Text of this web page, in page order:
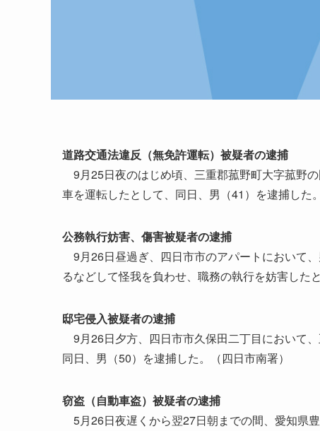
道路交通法違反（無免許運転）被疑者の逮捕
9月25日夜のはじめ頃、三重郡菰野町大字菰野
車を運転したとして、同日、男（41）を逮捕した
公務執行妨害、傷害被疑者の逮捕
9月26日昼過ぎ、四日市市のアパートにおいて
るなどして怪我を負わせ、職務の執行を妨害した
邸宅侵入被疑者の逮捕
9月26日夕方、四日市市久保田二丁目において
同日、男（50）を逮捕した。（四日市南署）
窃盗（自動車盗）被疑者の逮捕
5月26日夜遅くから翌27日朝までの間、愛知県